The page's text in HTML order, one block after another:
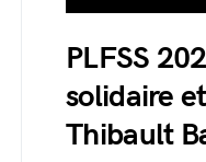
PLFSS
solidaire
Thibault